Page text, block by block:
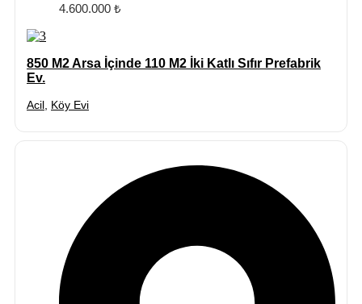
4.600.000 ₺
850 M2 Arsa İçinde 110 M2 İki Katlı Sıfır Prefabrik
Ev.
Acil Köy Evi